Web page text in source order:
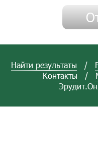
Найти результаты /
Контакты
/